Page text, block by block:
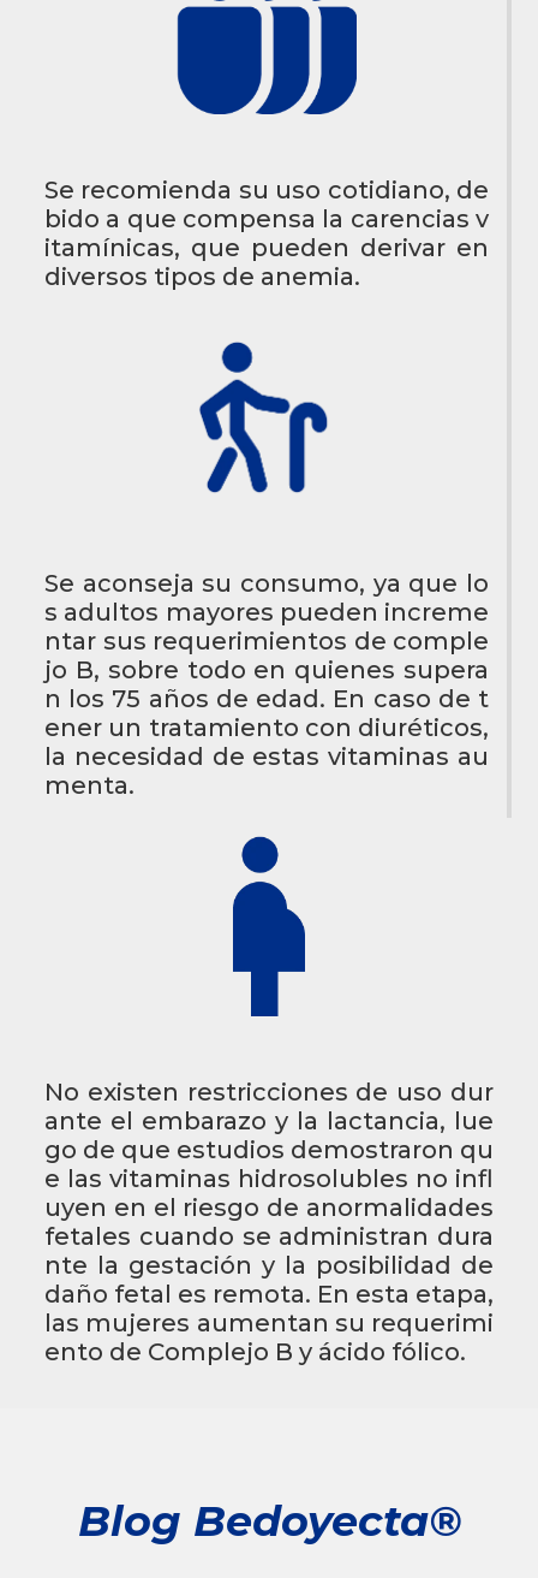
Se recomienda su uso cotidiano, de
bido a que compensa la carencias v
itamínicas, que pueden derivar en
diversos tipos de anemia.
Se aconseja su consumo, ya que lo
s adultos mayores pueden increme
ntar sus requerimientos de comple
jo B, sobre todo en quienes supera
n los 75 años de edad. En caso de t
ener un tratamiento con diuréticos,
la necesidad de estas vitaminas au
menta.
No existen restricciones de uso dur
ante el embarazo y la lactancia, lue
go de que estudios demostraron qu
e las vitaminas hidrosolubles no infl
uyen en el riesgo de anormalidades
fetales cuando se administran dura
nte la gestación y la posibilidad de
daño fetal es remota. En esta etapa,
las mujeres aumentan su requerimi
ento de Complejo B y ácido fólico.
Blog Bedoyecta®